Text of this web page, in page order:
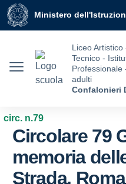
Vai ai contenuti
Vai al menu di navigazione
Vai al footer
Ministero
Liceo Artistico
Tecnico -
Professionale
adulti
Confalonieri
circ. n.79
Circolare 79
memoria
Strada.